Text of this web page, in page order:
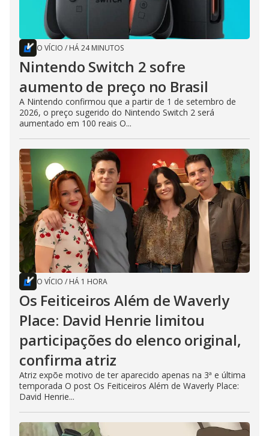
O VÍCIO / HÁ 24 MINUTOS
Nintendo Switch 2 sofre
aumento de preço no Brasil
A Nintendo confirmou que a partir de 1 de setembro de
2026, o preço sugerido do Nintendo Switch 2 será
aumentado em 100 reais O...
O VÍCIO / HÁ 1 HORA
Os Feiticeiros Além de Waverly
Place: David Henrie limitou
participações do elenco original,
confirma atriz
Atriz expõe motivo de ter aparecido apenas na 3ª e última
temporada O post Os Feiticeiros Além de Waverly Place:
David Henrie...